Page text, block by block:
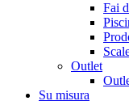
Fai
Outlet
Su misura